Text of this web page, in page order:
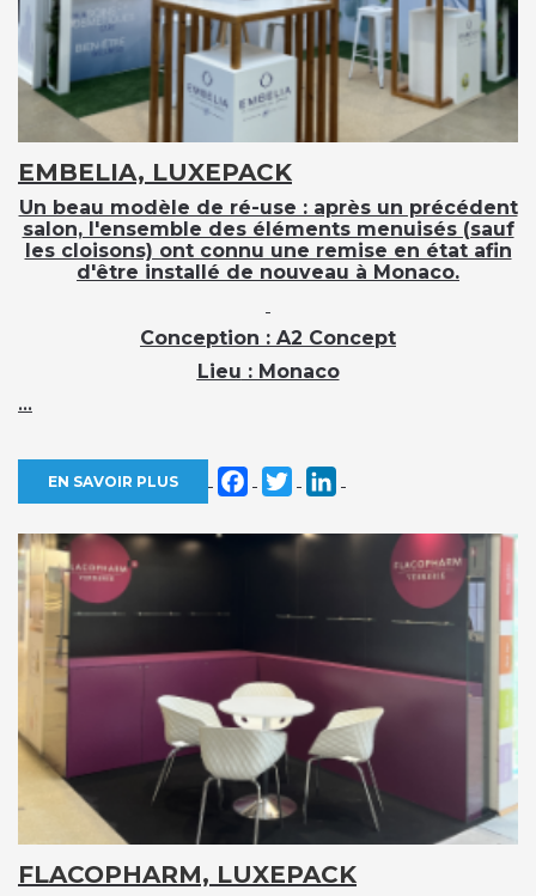
EMBELIA, LUXEPACK
Un beau modèle de ré-use : après un précédent
salon, l'ensemble des éléments menuisés (sauf
les cloisons) ont connu une remise en état afin
d'être installé de nouveau à Monaco.
Conception : A2 Concept
Lieu : Monaco
...
EN SAVOIR PLUS Facebook
Twitter
FLACOPHARM, LUXEPACK